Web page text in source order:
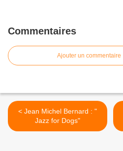
Commentaires
Ajouter un commentaire
< Jean Michel Bernard : "
Jazz for Dogs"